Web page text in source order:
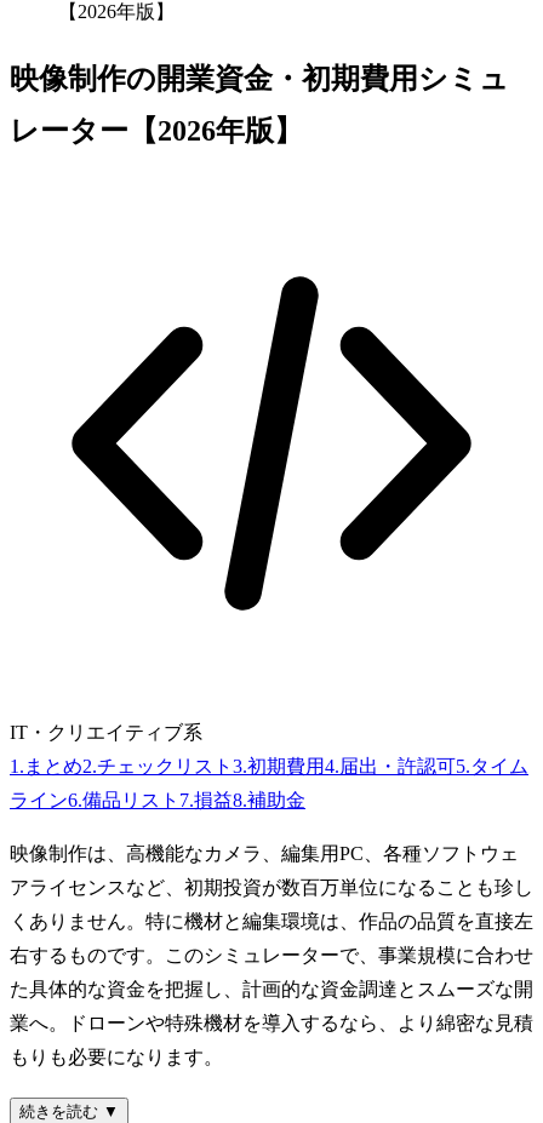
【2026年版】
映像制作の開業資金・初期費用シミュ
レーター【2026年版】
IT・クリエイティブ系
1 . まとめ2.チェックリスト 3.初期費用4.届出・許認可5.タイム
ライン6.備品リスト 7.損益8.補助金
映像制作は、高機能なカメラ、編集用PC、各種ソフトウェ
アライセンスなど、初期投資が数百万単位になることも珍し
くありません。特に機材と編集環境は、作品の品質を直接左
右するものです。このシミュレーターで、事業規模に合わせ
た具体的な資金を把握し、計画的な資金調達とスムーズな開
業へ。ドローンや特殊機材を導入するなら、より綿密な見積
もりも必要になります。
続きを読む ▼